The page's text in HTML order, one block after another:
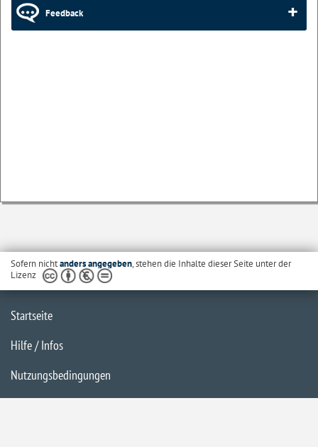
Feedback
Sofern nichtanders angegeben, stehen die Inhalte dieser Seite unter der
Lizenz
Startseite
Hilfe / Infos
Nutzungsbedingungen